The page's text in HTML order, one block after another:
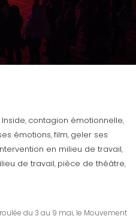
, contagion émotionnelle,
émotions,film, geler ses
en milieu de travail,
de travail, pièce de théâtre,
du 3 au 9 mai, le Mouvement